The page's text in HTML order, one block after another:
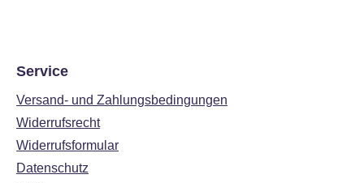
Service
Versand- und Zahlungsbedingungen
Widerrufsrecht
Widerrufsformular
Datenschutz